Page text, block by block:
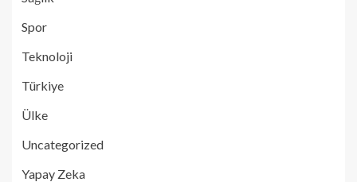
Spor
Teknoloji
Türkiye
Ülke
Uncategorized
Yapay Zeka